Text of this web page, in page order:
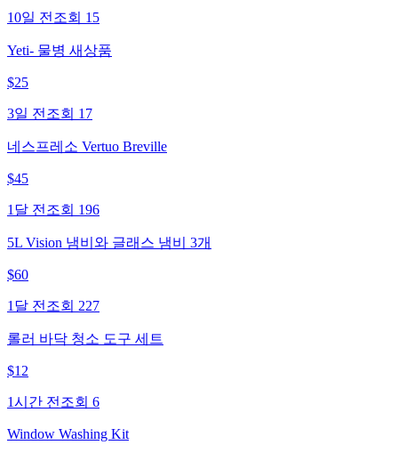
10일 전 조회 15
Yeti- 물병 새상품
$25
3일 전 조회 17
네스프레소 Vertuo Breville
$45
1달 전 조회 196
5L Vision 냄비와 글래스 냄비 3개
$60
1달 전 조회 227
롤러 바닥 청소 도구 세트
$12
1시간 전 조회 6
Window Washing Kit